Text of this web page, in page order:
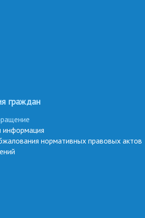
граждан
информация
нормативных правовых актов